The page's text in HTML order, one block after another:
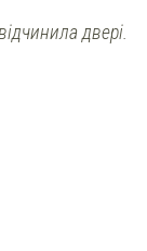
двері.